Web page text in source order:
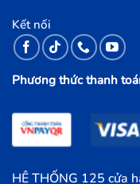
Kết nối
Phương thức thanh
HỆ THỐNG 125 cửa